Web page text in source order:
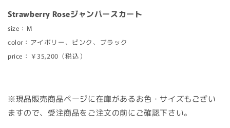
Strawberry Roseジャンパースカート
size：M
color：アイボリー、ピンク、ブラック
price：￥35,200（税込）
※現品販売商品ページに在庫があるお色・サイズもござい
ますので、受注商品をご注文の前にご確認下さい。